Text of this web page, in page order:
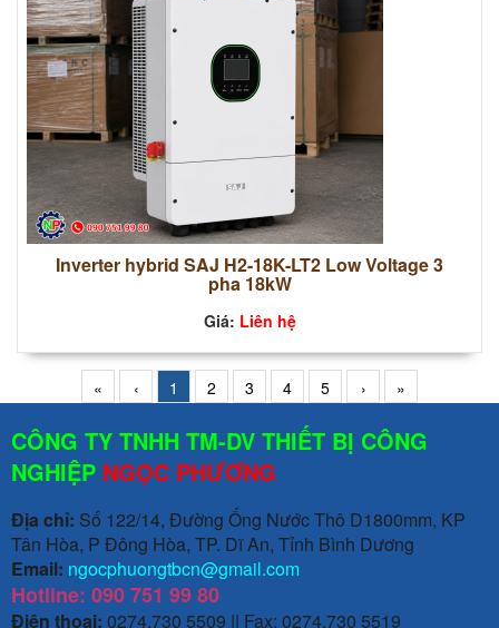
Inverter hybrid SAJ H2-18K-LT2 Low Voltage 3
pha 18kW
Giá: Liên hệ
« ‹ 1 2 3 4 5 › »
CÔNG TY TNHH TM-DV THIẾT BỊ CÔNG
NGHIỆP NGỌC PHƯƠNG
Địa chỉ: Số 122/14, Đường Ống Nước Thô D1800mm, KP
Tân Hòa, P Đông Hòa, TP. Dĩ An, Tỉnh Bình Dương
Email: ngocphuongtbcn@gmail.com
Hotline: 090 751 99 80
Điện thoại: 0274.730 5509 || Fax: 0274.730 5519